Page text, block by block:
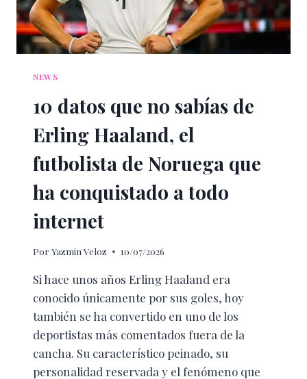
NEWS
10 datos que no sabías de
Erling Haaland, el
futbolista de Noruega que
ha conquistado a todo
internet
Por Yazmin Veloz 10/07/2026
Si hace unos años Erling Haaland era
conocido únicamente por sus goles, hoy
también se ha convertido en uno de los
deportistas más comentados fuera de la
cancha. Su característico peinado, su
personalidad reservada y el fenómeno que